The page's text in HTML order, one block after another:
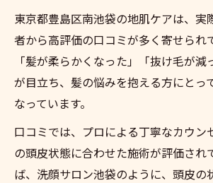
東京都豊島区南池袋の地肌ケアは、実
者から高評価の口コミが多く寄せられ
「髪が柔らかくなった」「抜け毛が
が目立ち、髪の悩みを抱える方にとっ
なっています。
口コミでは、プロによる丁寧なカウン
の頭皮状態に合わせた施術が評価され
ば、洗顔サロン池袋のように、頭皮の